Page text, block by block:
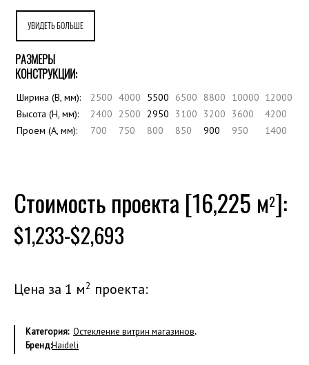
УВИДЕТЬ БОЛЬШЕ
РАЗМЕРЫ
КОНСТРУКЦИИ:
Ширина (B, мм): 2500 4000 5500 6500 8800 10000 12000
Высота (H, мм):
2400 2500 2950 3100 3200 3600
4200
Проем (A, мм):
700 750 800 850 900 950 1400
Стоимость проекта [16,225 м2]:
$1,233-$2,693
Цена за 1 м2 проекта:
Категория: Остекление витрин магазинов.
Бренд:Haideli